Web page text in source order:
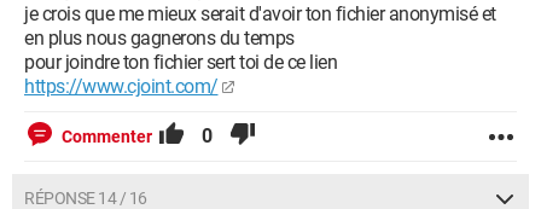
je crois que me mieux serait d'avoir ton fichier anonymisé et
en plus nous gagnerons du temps
pour joindre ton fichier sert toi de ce lien
https://www.cjoint.com/
Commenter 0
RÉPONSE 14 / 16